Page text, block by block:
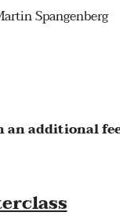
Spangenberg
an additional